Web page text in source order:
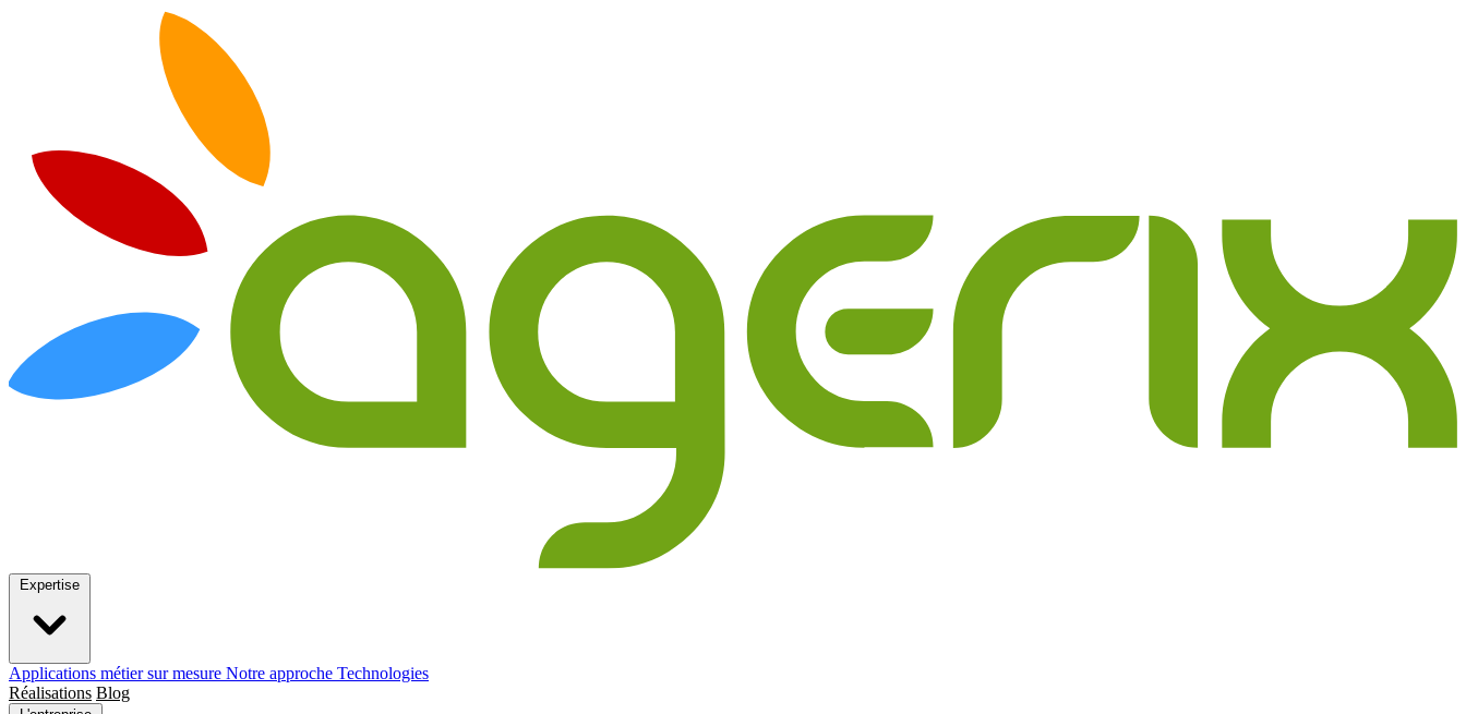
Applications métier sur mesure Notre approche Technologies
Réalisations Blog